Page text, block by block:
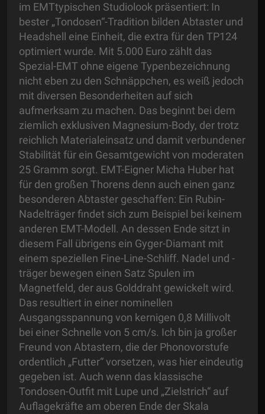
im EMTtypischen Studiolook präsentiert: In
bester „Tondosen“-Tradition bilden Abtaster und
Headshell eine Einheit, die extra für den TP124
optimiert wurde. Mit 5.000 Euro zählt das
Spezial-EMT ohne eigene Typenbezeichnung
nicht eben zu den Schnäppchen, es weiß jedoch
mit diversen Besonderheiten auf sich
aufmerksam zu machen. Das beginnt bei dem
ziemlich exklusiven Magnesium-Body, der trotz
reichlich Materialeinsatz und damit verbundener
Stabilität für ein Gesamtgewicht von moderaten
25 Gramm sorgt. EMT-Eigner Micha Huber hat
für den großen Thorens denn auch einen ganz
besonderen Abtaster geschaffen: Ein Rubin-
Nadelträger findet sich zum Beispiel bei keinem
anderen EMT-Modell. An dessen Ende sitzt in
diesem Fall übrigens ein Gyger-Diamant mit
einem speziellen Fine-Line-Schliff. Nadel und -
träger bewegen einen Satz Spulen im
Magnetfeld, der aus Golddraht gewickelt wird.
Das resultiert in einer nominellen
Ausgangsspannung von kernigen 0,8 Millivolt
bei einer Schnelle von 5 cm/s. Ich bin ja großer
Freund von Abtastern, die der Phonovorstufe
ordentlich „Futter“ vorsetzen, was hier eindeutig
gegeben ist. Auch wenn das klassische
Tondosen-Outfit mit Lupe und „Zielstrich“ auf
Auflagekräfte am oberen Ende der Skala